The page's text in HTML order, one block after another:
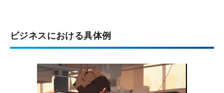
ビジネスにおける具体例